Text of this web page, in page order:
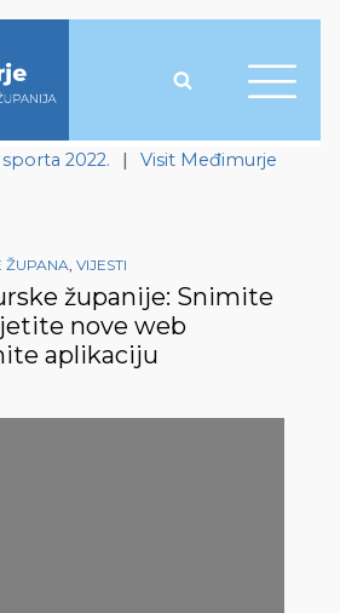
2022. | Visit Međimurje
ŽUPANA, VIJESTI
županije: Snimite
nove web
aplikaciju